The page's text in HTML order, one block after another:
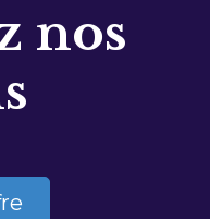
nos